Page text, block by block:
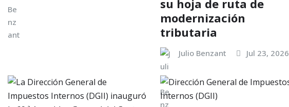
su hoja de ruta de
modernización
tributaria
Julio Benzant Jul 23, 2026